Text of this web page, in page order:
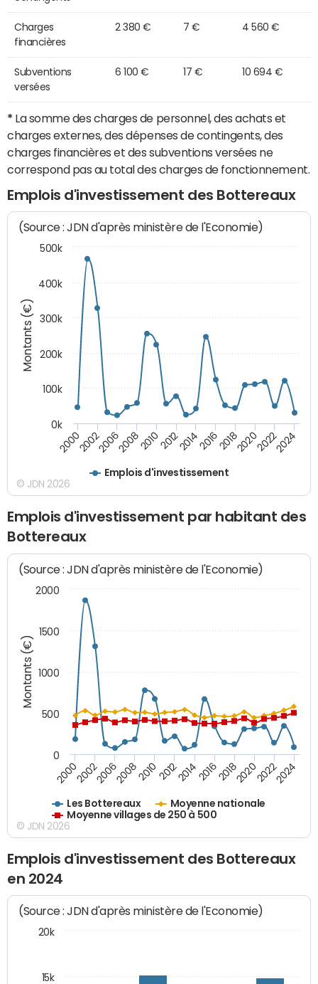
Charges
financières
2 380 € 7 € 4 560 €
Subventions
versées
6 100 € 17 € 10 694 €
* La somme des charges de personnel, des achats et
charges externes, des dépenses de contingents, des
charges financières et des subventions versées ne
correspond pas au total des charges de fonctionnement.
Emplois d'investissement des Bottereaux
Montants (€)
(Source : JDN d'après ministère de l'Economie)
Emplois d'investissement
200020022006200820102012201420162018202020222024
0k
100k
200k
300k
400k
500k
© JDN 2026
Emplois d'investissement par habitant des
Bottereaux
Montants (€)
(Source : JDN d'après ministère de l'Economie)
Les Bottereaux
Moyenne nationale
Moyenne villages de 250 à 500
200020022006200820102012201420162018202020222024
0
500
1000
1500
2000
© JDN 2026
Emplois d'investissement des Bottereaux
en 2024
(Source : JDN d'après ministère de l'Economie)
15k
20k